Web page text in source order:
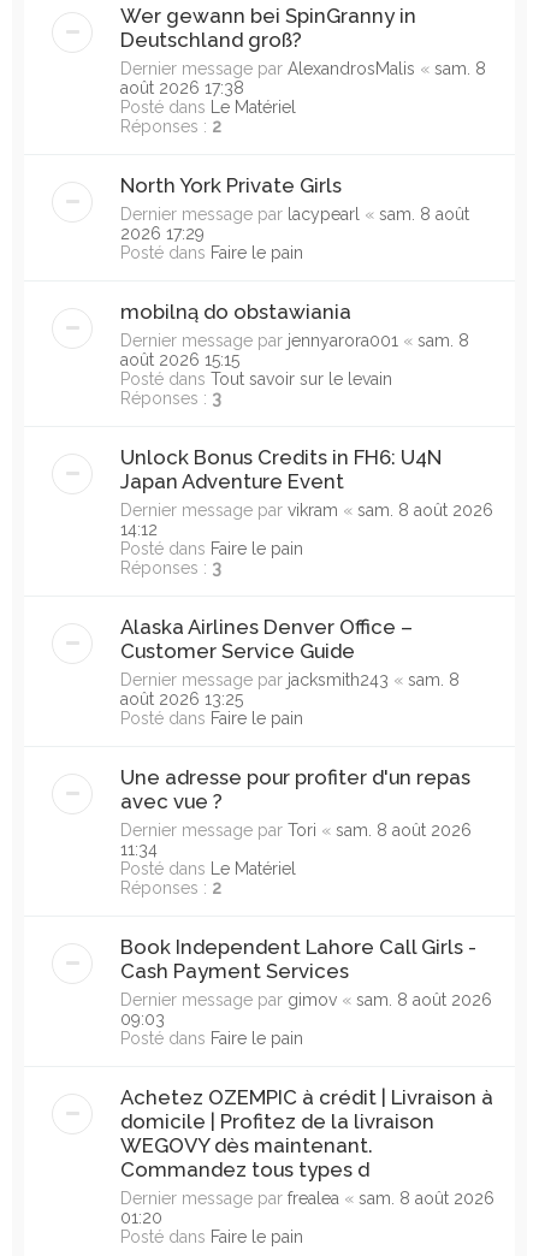
Wer gewann bei SpinGranny in
Deutschland groß?
Dernier message par AlexandrosMalis « sam. 8
août 2026 17:38
Posté dans Le Matériel
Réponses : 2
North York Private Girls
Dernier message par lacypearl « sam. 8 août
2026 17:29
Posté dans Faire le pain
mobilną do obstawiania
Dernier message par jennyarora001 « sam. 8
août 2026 15:15
Posté dans Tout savoir sur le levain
Réponses : 3
Unlock Bonus Credits in FH6: U4N
Japan Adventure Event
Dernier message par vikram « sam. 8 août 2026
14:12
Posté dans Faire le pain
Réponses : 3
Alaska Airlines Denver Office –
Customer Service Guide
Dernier message par jacksmith243 « sam. 8
août 2026 13:25
Posté dans Faire le pain
Une adresse pour profiter d'un repas
avec vue ?
Dernier message par Tori « sam. 8 août 2026
11:34
Posté dans Le Matériel
Réponses : 2
Book Independent Lahore Call Girls -
Cash Payment Services
Dernier message par gimov « sam. 8 août 2026
09:03
Posté dans Faire le pain
Achetez OZEMPIC à crédit | Livraison à
domicile | Profitez de la livraison
WEGOVY dès maintenant.
Commandez tous types d
Dernier message par frealea « sam. 8 août 2026
01:20
Posté dans Faire le pain